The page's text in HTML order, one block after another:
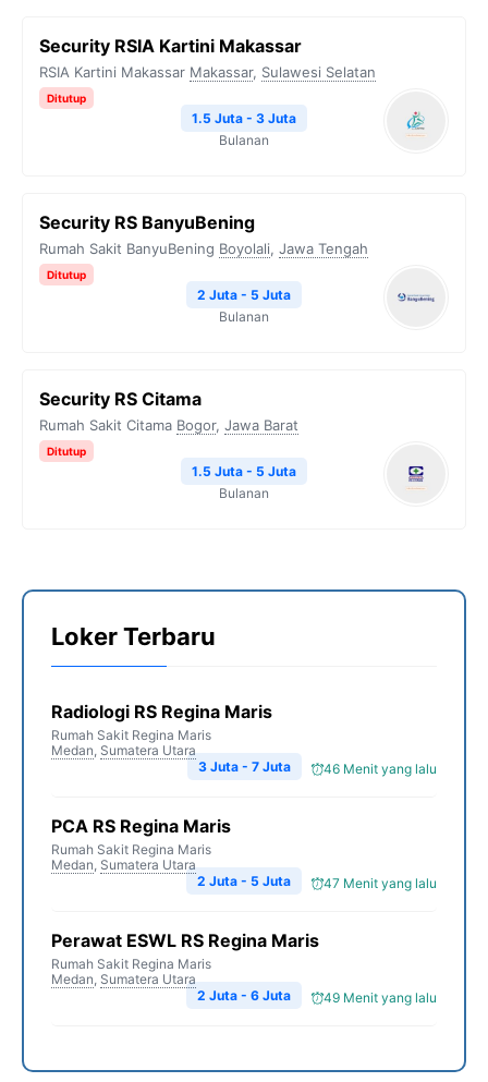
Security RSIA Kartini Makassar
RSIA Kartini Makassar Makassar, Sulawesi Selatan
Ditutup
1.5 Juta - 3 Juta
Bulanan
Security RS BanyuBening
Rumah Sakit BanyuBening Boyolali, Jawa Tengah
Ditutup
2 Juta - 5 Juta
Bulanan
Security RS Citama
Rumah Sakit Citama Bogor, Jawa Barat
Ditutup
1.5 Juta - 5 Juta
Bulanan
Loker Terbaru
Radiologi RS Regina Maris
Rumah Sakit Regina Maris
Medan, Sumatera Utara
46 Menit yang lalu
3 Juta - 7 Juta
PCA RS Regina Maris
Rumah Sakit Regina Maris
Medan, Sumatera Utara
47 Menit yang lalu
2 Juta - 5 Juta
Perawat ESWL RS Regina Maris
Rumah Sakit Regina Maris
Medan, Sumatera Utara
49 Menit yang lalu
2 Juta - 6 Juta